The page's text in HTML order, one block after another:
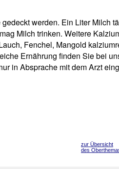
werden. Ein Liter Milch
Milch trinken. Weitere
Fenchel, Mangold
Ernährung finden Sie bei
in Absprache mit dem Arzt
zur Übersicht
des